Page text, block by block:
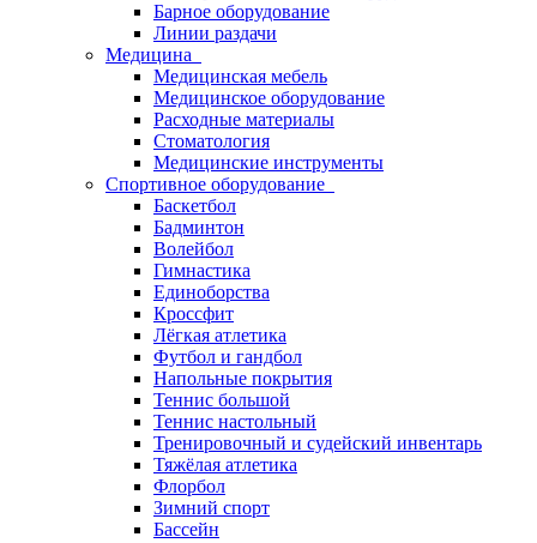
Барное оборудование
Линии раздачи
Медицина
Медицинская мебель
Медицинское оборудование
Расходные материалы
Стоматология
Медицинские инструменты
Спортивное оборудование
Баскетбол
Бадминтон
Волейбол
Гимнастика
Единоборства
Кроссфит
Лёгкая атлетика
Футбол и гандбол
Напольные покрытия
Теннис большой
Теннис настольный
Тренировочный и судейский инвентарь
Тяжёлая атлетика
Флорбол
Зимний спорт
Бассейн